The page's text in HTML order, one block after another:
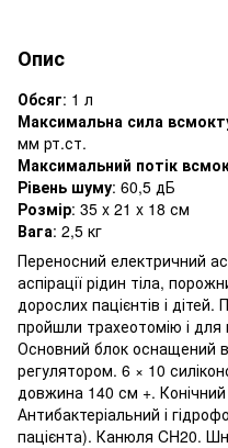
Опис
Обсяг: 1 л
Максимальна сила
мм рт.ст.
Максимальний потік
Рівень шуму: 60,5 дБ
Розмір: 35 x 21 x 18 см
Вага: 2,5 кг
Переносний електричний
аспірації рідин тіла,
дорослих пацієнтів і дітей.
пройшли трахеотомію і для
Основний блок оснащений
регулятором. 6 × 10
довжина 140 см +.
Антибактеріальний і
пацієнта). Канюля CH20.